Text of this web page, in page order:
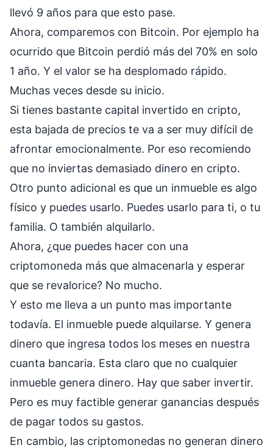
llevó 9 años para que esto pase.
Ahora, comparemos con Bitcoin. Por ejemplo ha
ocurrido que Bitcoin perdió más del 70% en solo
1 año. Y el valor se ha desplomado rápido.
Muchas veces desde su inicio.
Si tienes bastante capital invertido en cripto,
esta bajada de precios te va a ser muy difícil de
afrontar emocionalmente. Por eso recomiendo
que no inviertas demasiado dinero en cripto.
Otro punto adicional es que un inmueble es algo
físico y puedes usarlo. Puedes usarlo para ti, o tu
familia. O también alquilarlo.
Ahora, ¿que puedes hacer con una
criptomoneda más que almacenarla y esperar
que se revalorice? No mucho.
Y esto me lleva a un punto mas importante
todavía. El inmueble puede alquilarse. Y genera
dinero que ingresa todos los meses en nuestra
cuanta bancaria. Esta claro que no cualquier
inmueble genera dinero. Hay que saber invertir.
Pero es muy factible generar ganancias después
de pagar todos su gastos.
En cambio, las criptomonedas no generan dinero